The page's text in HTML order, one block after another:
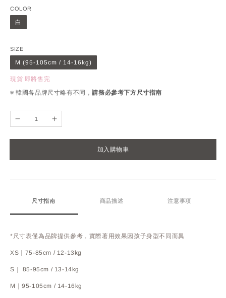
COLOR
白
SIZE
M (95-105cm / 14-16kg)
現貨 即將售完
※ 韓國各品牌尺寸略有不同，請務必參考下方尺寸指南
加入購物車
尺寸指南 商品描述 注意事項
*尺寸表僅為品牌提供參考，實際著用效果因孩子身型不同而異
XS｜75-85cm / 12-13kg
S｜ 85-95cm / 13-14kg
M｜95-105cm / 14-16kg